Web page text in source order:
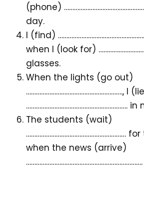
(phone)
day.
I (find)
when I (look for)
glasses.
When the lights (go out)
…………………………………………………., I
……………………………………………………. in
The students (wait)
……………………………………………………
when the news (arrive)
…………………………………………………………….